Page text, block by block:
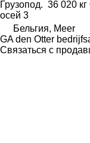
Грузопод. 36 020 кг
осей 3
Бельгия, Meer
GA den Otter
Связаться с